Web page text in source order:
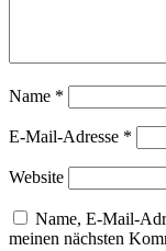
Name *
E-Mail-Adresse *
Website
Name, E-Mail-
meinen nächsten